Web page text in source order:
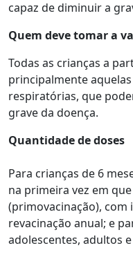
capaz de diminuir a
Quem deve tomar a
Todas as crianças a
principalmente
respiratórias, que
grave da doença.
Quantidade de doses
Para crianças de 6
na primeira vez em
(primovacinação), com
revacinação anual; e
adolescentes, adultos